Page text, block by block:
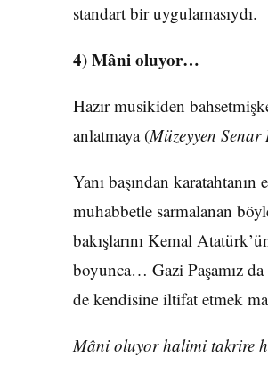
standart bir uygulamasıydı.
4) Mâni oluyor…
Hazır musikiden
anlatmaya (Müzeyyen
Yanı başından
muhabbetle sarmalanan
bakışlarını Kemal
boyunca… Gazi Paşamız
de kendisine iltifat etmek
Mâni oluyor halimi takrire